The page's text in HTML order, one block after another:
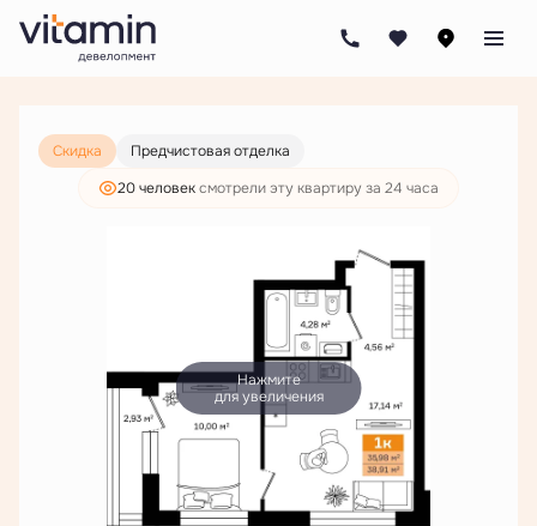
1-комнатная 7 160 000 руб.
5 478 000 руб.
Скидка
Предчистовая отделка
20 человексмотрели эту квартиру за 24 часа
Нажмите
для увеличения